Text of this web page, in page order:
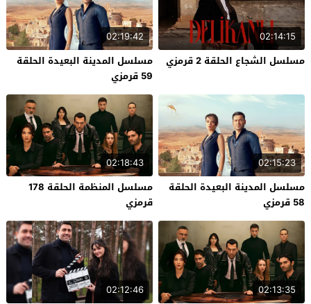
02:14:15
مسلسل الشجاع الحلقة 2 قرمزي
02:19:42
مسلسل المدينة البعيدة الحلقة
59 قرمزي
02:15:23
مسلسل المدينة البعيدة الحلقة
58 قرمزي
02:18:43
مسلسل المنظمة الحلقة 178
قرمزي
02:13:35
02:12:46